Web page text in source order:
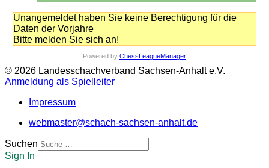
Unangemeldet haben Sie keine Berechtigung für die
Daten der Vorjahre
Bitte melden Sie sich an!
Powered by ChessLeagueManager
© 2026 Landesschachverband Sachsen-Anhalt e.V.
Anmeldung als Spielleiter
Impressum
webmaster@schach-sachsen-anhalt.de
Suchen
Sign In